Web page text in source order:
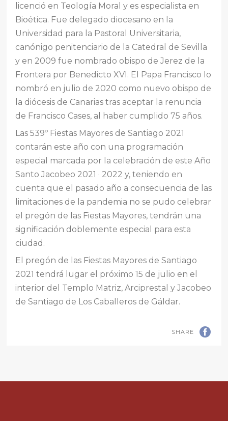
licenció en Teología Moral y es especialista en
Bioética. Fue delegado diocesano en la
Universidad para la Pastoral Universitaria,
canónigo penitenciario de la Catedral de Sevilla
y en 2009 fue nombrado obispo de Jerez de la
Frontera por Benedicto XVI. El Papa Francisco lo
nombró en julio de 2020 como nuevo obispo de
la diócesis de Canarias tras aceptar la renuncia
de Francisco Cases, al haber cumplido 75 años.
Las 539º Fiestas Mayores de Santiago 2021
contarán este año con una programación
especial marcada por la celebración de este Año
Santo Jacobeo 2021 · 2022 y, teniendo en
cuenta que el pasado año a consecuencia de las
limitaciones de la pandemia no se pudo celebrar
el pregón de las Fiestas Mayores, tendrán una
significación doblemente especial para esta
ciudad.
El pregón de las Fiestas Mayores de Santiago
2021 tendrá lugar el próximo 15 de julio en el
interior del Templo Matriz, Arciprestal y Jacobeo
de Santiago de Los Caballeros de Gáldar.
SHARE